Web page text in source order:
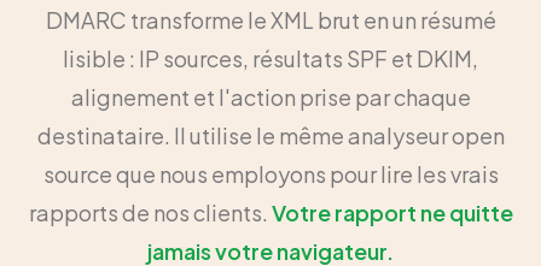
DMARC transforme le XML brut en un résumé
lisible : IP sources, résultats SPF et DKIM,
alignement et l'action prise par chaque
destinataire. Il utilise le même analyseur open
source que nous employons pour lire les vrais
rapports de nos clients. Votre rapport ne quitte
jamais votre navigateur.